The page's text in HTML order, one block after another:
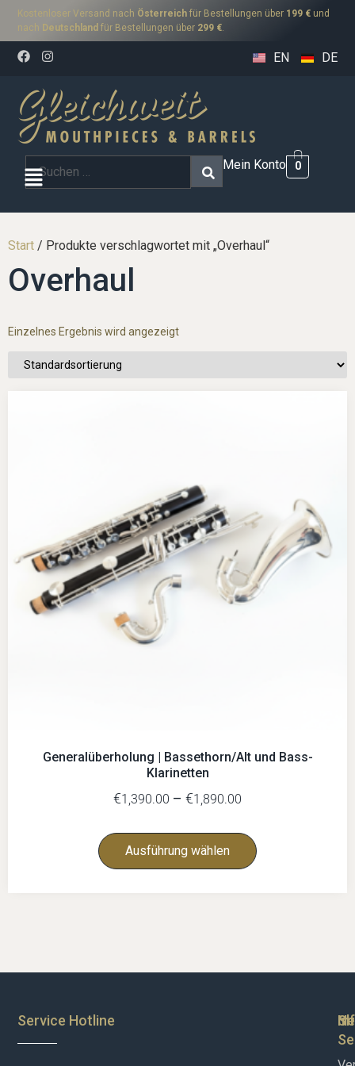
Kostenloser Versand nach Österreich für Bestellungen über 199 € und
nach Deutschland für Bestellungen über 299 €.
EN DE
Mein Konto 0
Start / Produkte verschlagwortet mit „Overhaul“
Overhaul
Einzelnes Ergebnis wird angezeigt
Generalüberholung | Bassethorn/Alt und Bass-
Klarinetten
€1,390.00 – €1,890.00
Ausführung wählen
Service Hotline